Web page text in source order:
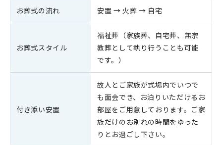
お葬式の流れ 安置 → 火葬 → 自宅
お葬式スタイル
福祉葬（家族葬、自宅葬、無宗
教葬として執り行うことも可能
です。）
付き添い安置
故人とご家族が式場内でいつで
も面会でき、お泊りいただけるお
部屋をご用意しております。ご家
族だけのお別れの時間をゆった
りとお過ごし下さい。